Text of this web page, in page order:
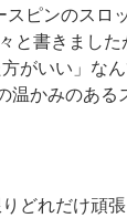
ピンのスロ
書きました
がいい」な
温かみのある
どれだけ頑